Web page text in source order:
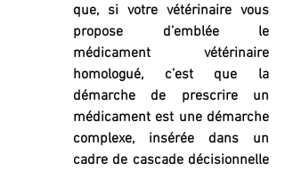
que, si votre vétérinaire vous
propose d’emblée le
médicament vétérinaire
homologué, c’est que la
démarche de prescrire un
médicament est une démarche
complexe, insérée dans un
cadre de cascade décisionnelle